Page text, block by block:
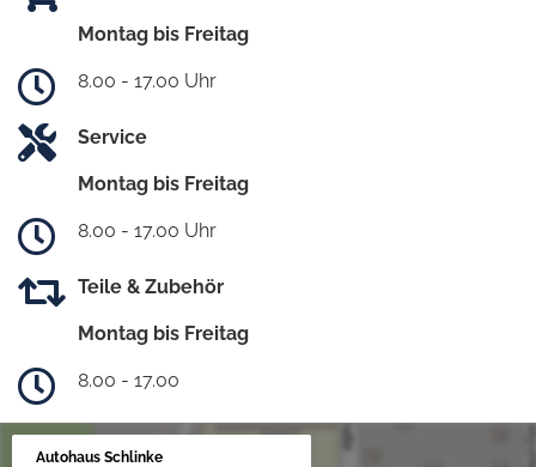
Montag bis Freitag
8.00 - 17.00 Uhr
Service
Montag bis Freitag
8.00 - 17.00 Uhr
Teile & Zubehör
Montag bis Freitag
8.00 - 17.00
Autohaus Schlinke